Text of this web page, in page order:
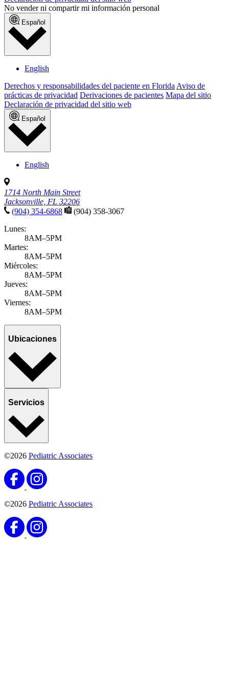
No vender ni compartir mi información personal
Español
English
Derechos y responsabilidades del paciente en Florida Aviso de
prácticas de privacidad Derivaciones de pacientes Mapa del sitio
Declaración de privacidad del sitio web
Español
English
1714 North Main Street
Jacksonville, FL 32206
(904) 354-6868
(904) 358-3067
Lunes:
8AM–5PM
Martes:
8AM–5PM
Miércoles:
8AM–5PM
Jueves:
8AM–5PM
Viernes:
8AM–5PM
Ubicaciones
Servicios
©2026 Pediatric Associates
©2026 Pediatric Associates